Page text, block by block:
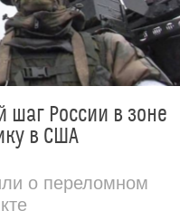
России в зоне
в США
о переломном